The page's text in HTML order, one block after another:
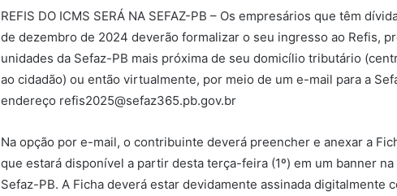
REFIS DO ICMS SERÁ NA SEFAZ-PB – Os empresários que têm
de dezembro de 2024 deverão formalizar o seu ingresso ao Refis,
unidades da Sefaz-PB mais próxima de seu domicílio tributário
ao cidadão) ou então virtualmente, por meio de um e-mail para a
endereço refis2025@sefaz365.pb.gov.br
Na opção por e-mail, o contribuinte deverá preencher e anexar a
que estará disponível a partir desta terça-feira (1º) em um banner
Sefaz-PB. A Ficha deverá estar devidamente assinada digitalmente